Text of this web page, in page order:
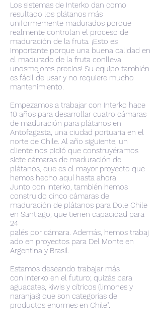
Los sistemas de Interko dan como
resultado los plátanos más
uniformemente madurados porque
realmente controlan el proceso de
maduración de la fruta. ¡Esto es
importante porque una buena calidad en
el madurado de la fruta conlleva
unosmejores precios! Su equipo también
es fácil de usar y no requiere mucho
mantenimiento.
Empezamos a trabajar con Interko hace
10 años para desarrollar cuatro cámaras
de maduración para plátanos en
Antofagasta, una ciudad portuaria en el
norte de Chile. Al año siguiente, un
cliente nos pidió que construyéramos
siete cámaras de maduración de
plátanos, que es el mayor proyecto que
hemos hecho aquí hasta ahora.
Junto con Interko, también hemos
construido cinco cámaras de
maduración de plátanos para Dole Chile
en Santiago, que tienen capacidad para
24
palés por cámara. Además, hemos trabaj
ado en proyectos para Del Monte en
Argentina y Brasil.
Estamos deseando trabajar más
con Interko en el futuro; quizás para
aguacates, kiwis y cítricos (limones y
naranjas) que son categorías de
productos enormes en Chile".